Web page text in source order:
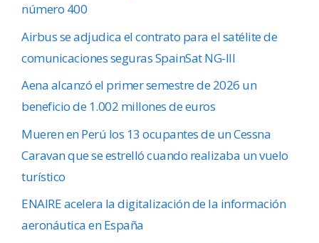
número 400
Airbus se adjudica el contrato para el satélite de
comunicaciones seguras SpainSat NG-III
Aena alcanzó el primer semestre de 2026 un
beneficio de 1.002 millones de euros
Mueren en Perú los 13 ocupantes de un Cessna
Caravan que se estrelló cuando realizaba un vuelo
turístico
ENAIRE acelera la digitalización de la información
aeronáutica en España